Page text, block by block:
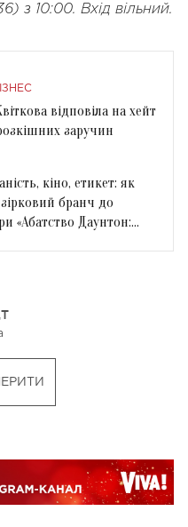
з 10:00. Вхід вільний.
відповіла на хейт
заручин
кіно, етикет: як
бранч до
«Абатство Даунтон: